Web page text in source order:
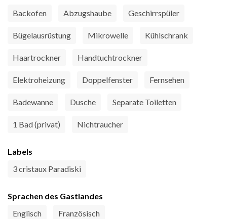
Backofen Abzugshaube Geschirrspüler
Bügelausrüstung Mikrowelle Kühlschrank
Haartrockner Handtuchtrockner
Elektroheizung Doppelfenster Fernsehen
Badewanne Dusche Separate Toiletten
1 Bad (privat) Nichtraucher
Labels
3 cristaux Paradiski
Sprachen des Gastlandes
Englisch
Französisch